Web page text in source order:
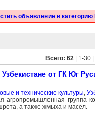
объявление в
Всего: 62 | 1-30 |
от ГК Юг
и технические культуры,
группа
а также жмыха и масел.